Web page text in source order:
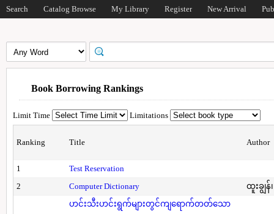
Search Catalog Browse My Library Register New Arrival
Book Borrowing Rankings
Limit Time Limitations
Ranking Title Author
1
Test Reservation
2
Computer Dictionary ထူးချွန်
ဟင်းသီးဟင်းရွက်များတွင်ကျရောက်တတ်သော